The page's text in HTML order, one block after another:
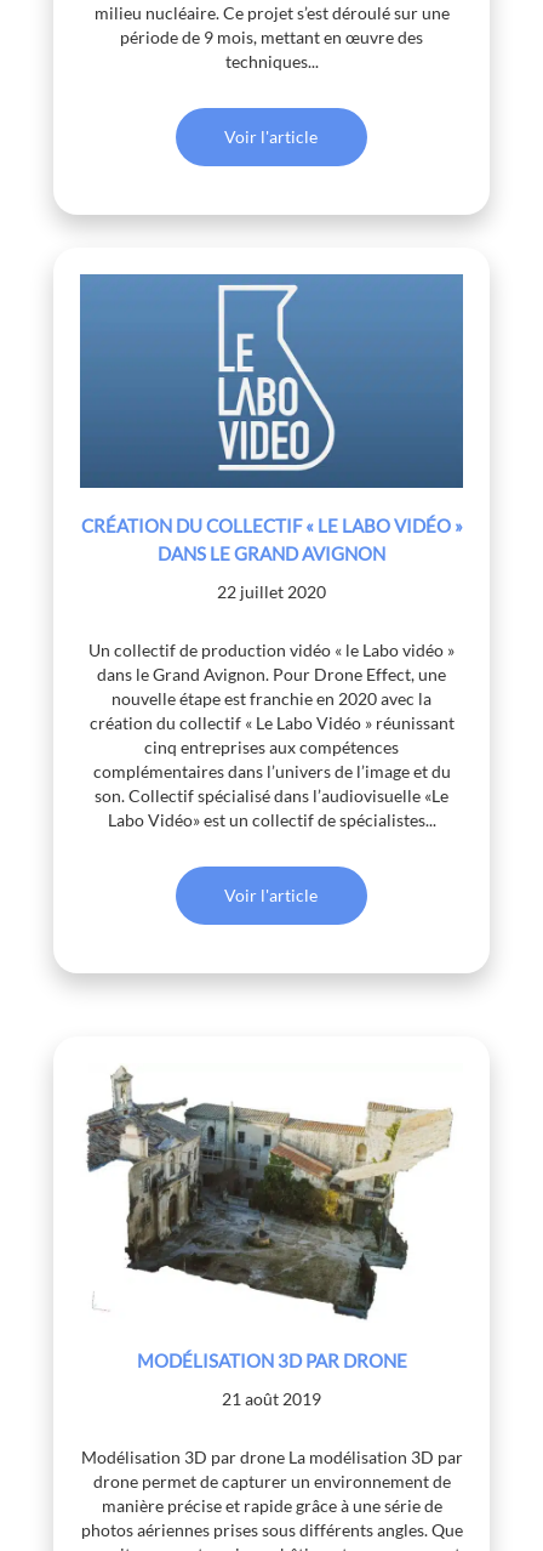
milieu nucléaire. Ce projet s’est déroulé sur une
période de 9 mois, mettant en œuvre des
techniques...
Voir l'article
CRÉATION DU COLLECTIF « LE LABO VIDÉO »
DANS LE GRAND AVIGNON
22 juillet 2020
Un collectif de production vidéo « le Labo vidéo »
dans le Grand Avignon. Pour Drone Effect, une
nouvelle étape est franchie en 2020 avec la
création du collectif « Le Labo Vidéo » réunissant
cinq entreprises aux compétences
complémentaires dans l’univers de l’image et du
son. Collectif spécialisé dans l’audiovisuelle «Le
Labo Vidéo» est un collectif de spécialistes...
Voir l'article
MODÉLISATION 3D PAR DRONE
21 août 2019
Modélisation 3D par drone La modélisation 3D par
drone permet de capturer un environnement de
manière précise et rapide grâce à une série de
photos aériennes prises sous différents angles. Que